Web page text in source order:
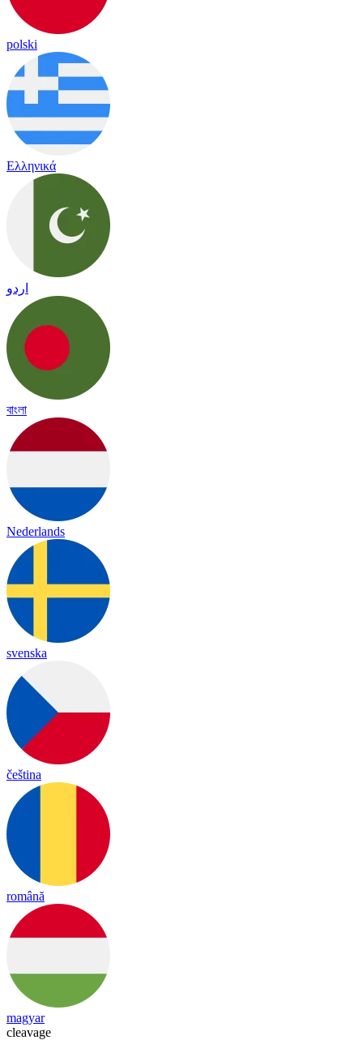
polski
Ελληνικά
اردو
বাংলা
Nederlands
svenska
čeština
română
magyar
cleavage